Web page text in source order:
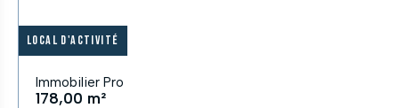
Local d'activité
Immobilier Pro
178,00 m²